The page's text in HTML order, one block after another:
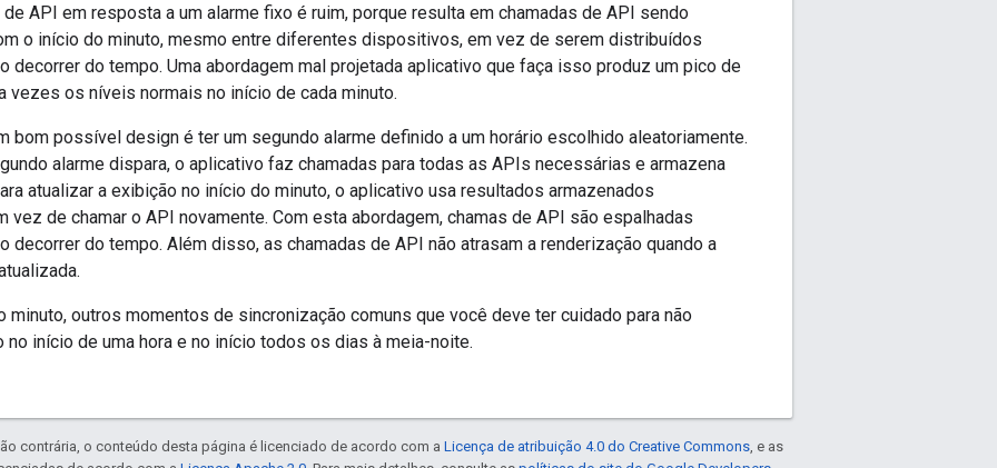
API em resposta a um alarme fixo é ruim, porque resulta em chamadas de API sendo
o início do minuto, mesmo entre diferentes dispositivos, em vez de serem distribuídos
decorrer do tempo. Uma abordagem mal projetada aplicativo que faça isso produz um pico de
vezes os níveis normais no início de cada minuto.
bom possível design é ter um segundo alarme definido a um horário escolhido aleatoriamente.
alarme dispara, o aplicativo faz chamadas para todas as APIs necessárias e armazena
atualizar a exibição no início do minuto, o aplicativo usa resultados armazenados
vez de chamar o API novamente. Com esta abordagem, chamas de API são espalhadas
decorrer do tempo. Além disso, as chamadas de API não atrasam a renderização quando a
minuto, outros momentos de sincronização comuns que você deve ter cuidado para não
no início de uma hora e no início todos os dias à meia-noite.
contrária, o conteúdo desta página é licenciado de acordo com a Licença de atribuição 4.0 do Creative Commons , e as